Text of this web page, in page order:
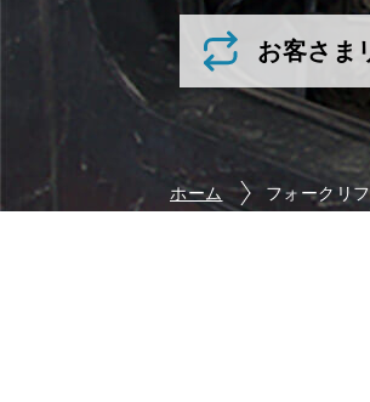
お客さま
ホーム フォークリ